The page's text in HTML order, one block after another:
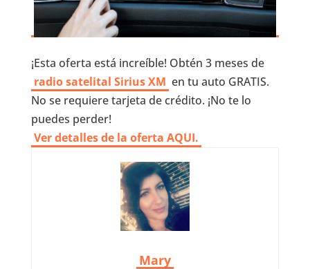
¡Esta oferta está increíble! Obtén 3 meses de
radio satelital Sirius XM en tu auto GRATIS.
No se requiere tarjeta de crédito. ¡No te lo
puedes perder!
Ver detalles de la oferta AQUI.
Mary